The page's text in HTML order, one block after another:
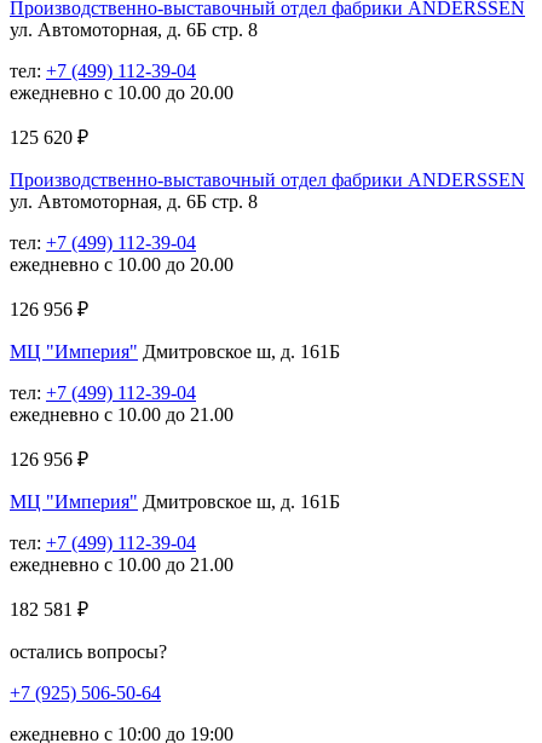
Производственно-выставочный отдел фабрики ANDERSSEN
ул. Автомоторная, д. 6Б стр. 8
тел: +7 (499) 112-39-04
ежедневно с 10.00 до 20.00
125 620 ₽
Производственно-выставочный отдел фабрики ANDERSSEN
ул. Автомоторная, д. 6Б стр. 8
тел: +7 (499) 112-39-04
ежедневно с 10.00 до 20.00
126 956 ₽
МЦ "Империя" Дмитровское ш, д. 161Б
тел: +7 (499) 112-39-04
ежедневно с 10.00 до 21.00
126 956 ₽
МЦ "Империя" Дмитровское ш, д. 161Б
тел: +7 (499) 112-39-04
ежедневно с 10.00 до 21.00
182 581 ₽
остались вопросы?
+7 (925) 506-50-64
ежедневно с 10:00 до 19:00